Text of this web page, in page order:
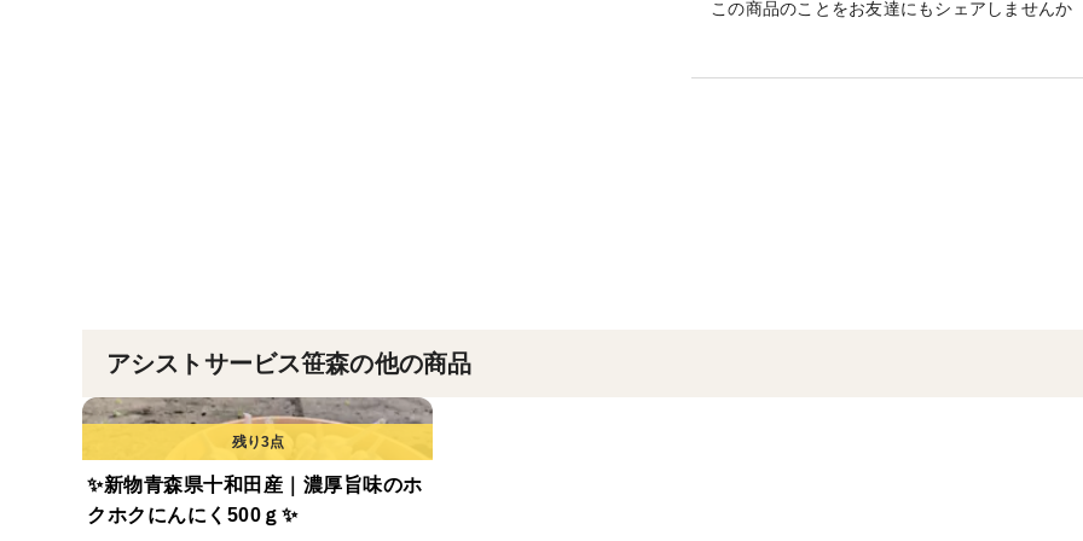
この商品のことをお友達にもシェアしませんか
アシストサービス笹森の他の商品
✨新物青森県十和田産｜濃厚旨味のホ
クホクにんにく500ｇ✨